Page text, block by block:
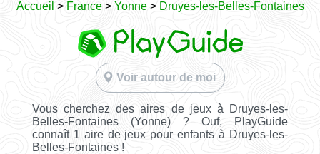
Accueil > France> Yonne> Druyes-les-Belles-Fontaines
Voir autour de moi
Vous cherchez des aires de jeux à Druyes-les-
Belles-Fontaines (Yonne) ? Ouf, PlayGuide
connaît 1 aire de jeux pour enfants à Druyes-les-
Belles-Fontaines !